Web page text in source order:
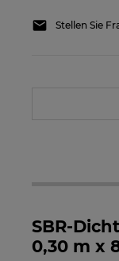
Stellen Sie
enthalten.
SBR-
0,30 m x